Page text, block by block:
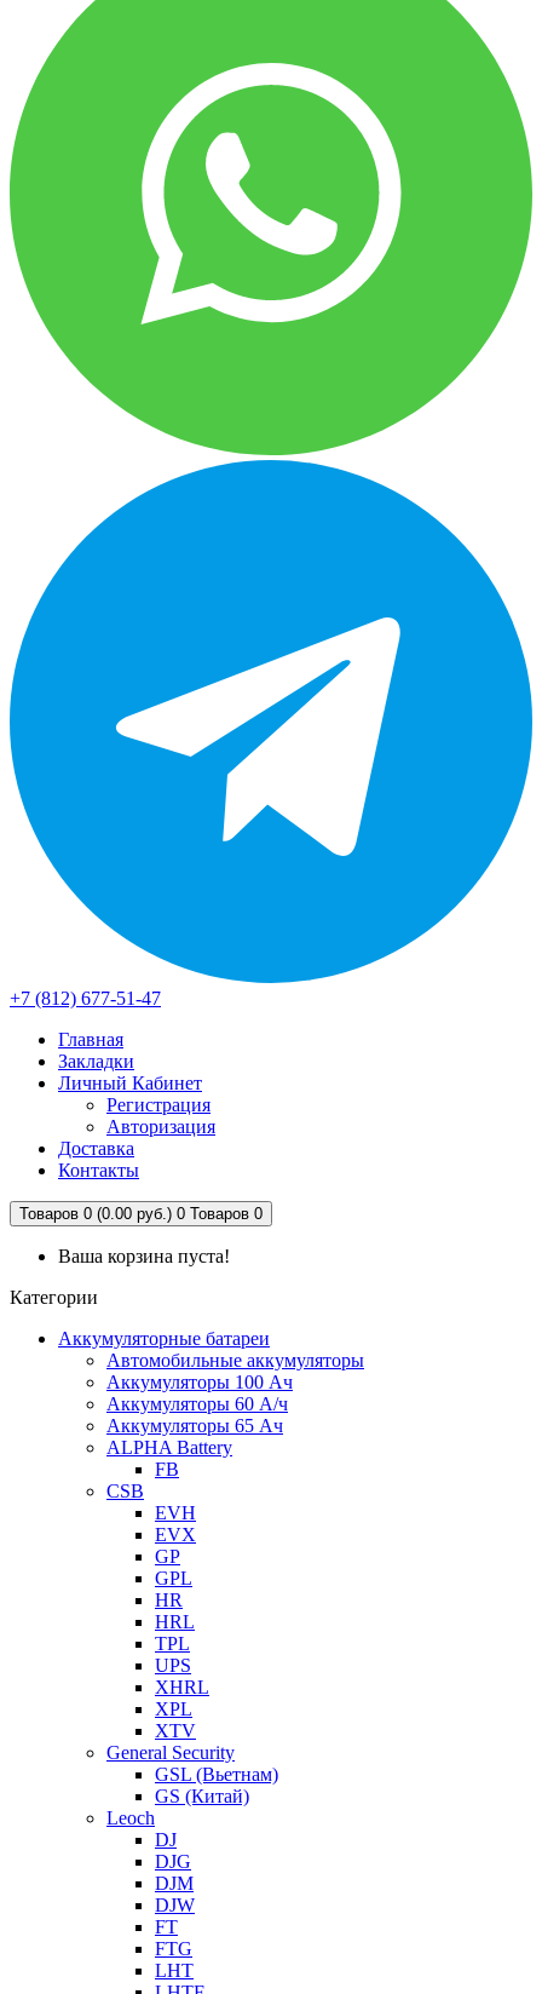
+7 (812) 677-51-47
Главная
Закладки
Личный Кабинет
Регистрация
Авторизация
Доставка
Контакты
Товаров 0 (0.00 руб.) 0 Товаров 0
Ваша корзина пуста!
Категории
Аккумуляторные батареи
Автомобильные аккумуляторы
Аккумуляторы 100 Ач
Аккумуляторы 60 А/ч
Аккумуляторы 65 Ач
ALPHA Battery
FB
CSB
EVH
EVX
GP
GPL
HR
HRL
TPL
UPS
XHRL
XPL
XTV
General Security
GSL (Вьетнам)
GS (Китай)
Leoch
DJ
DJG
DJM
DJW
FT
FTG
LHT